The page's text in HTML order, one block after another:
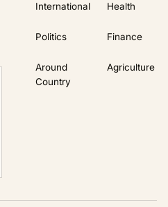
International
Politics
Around
Country
Health
Finance
Agriculture